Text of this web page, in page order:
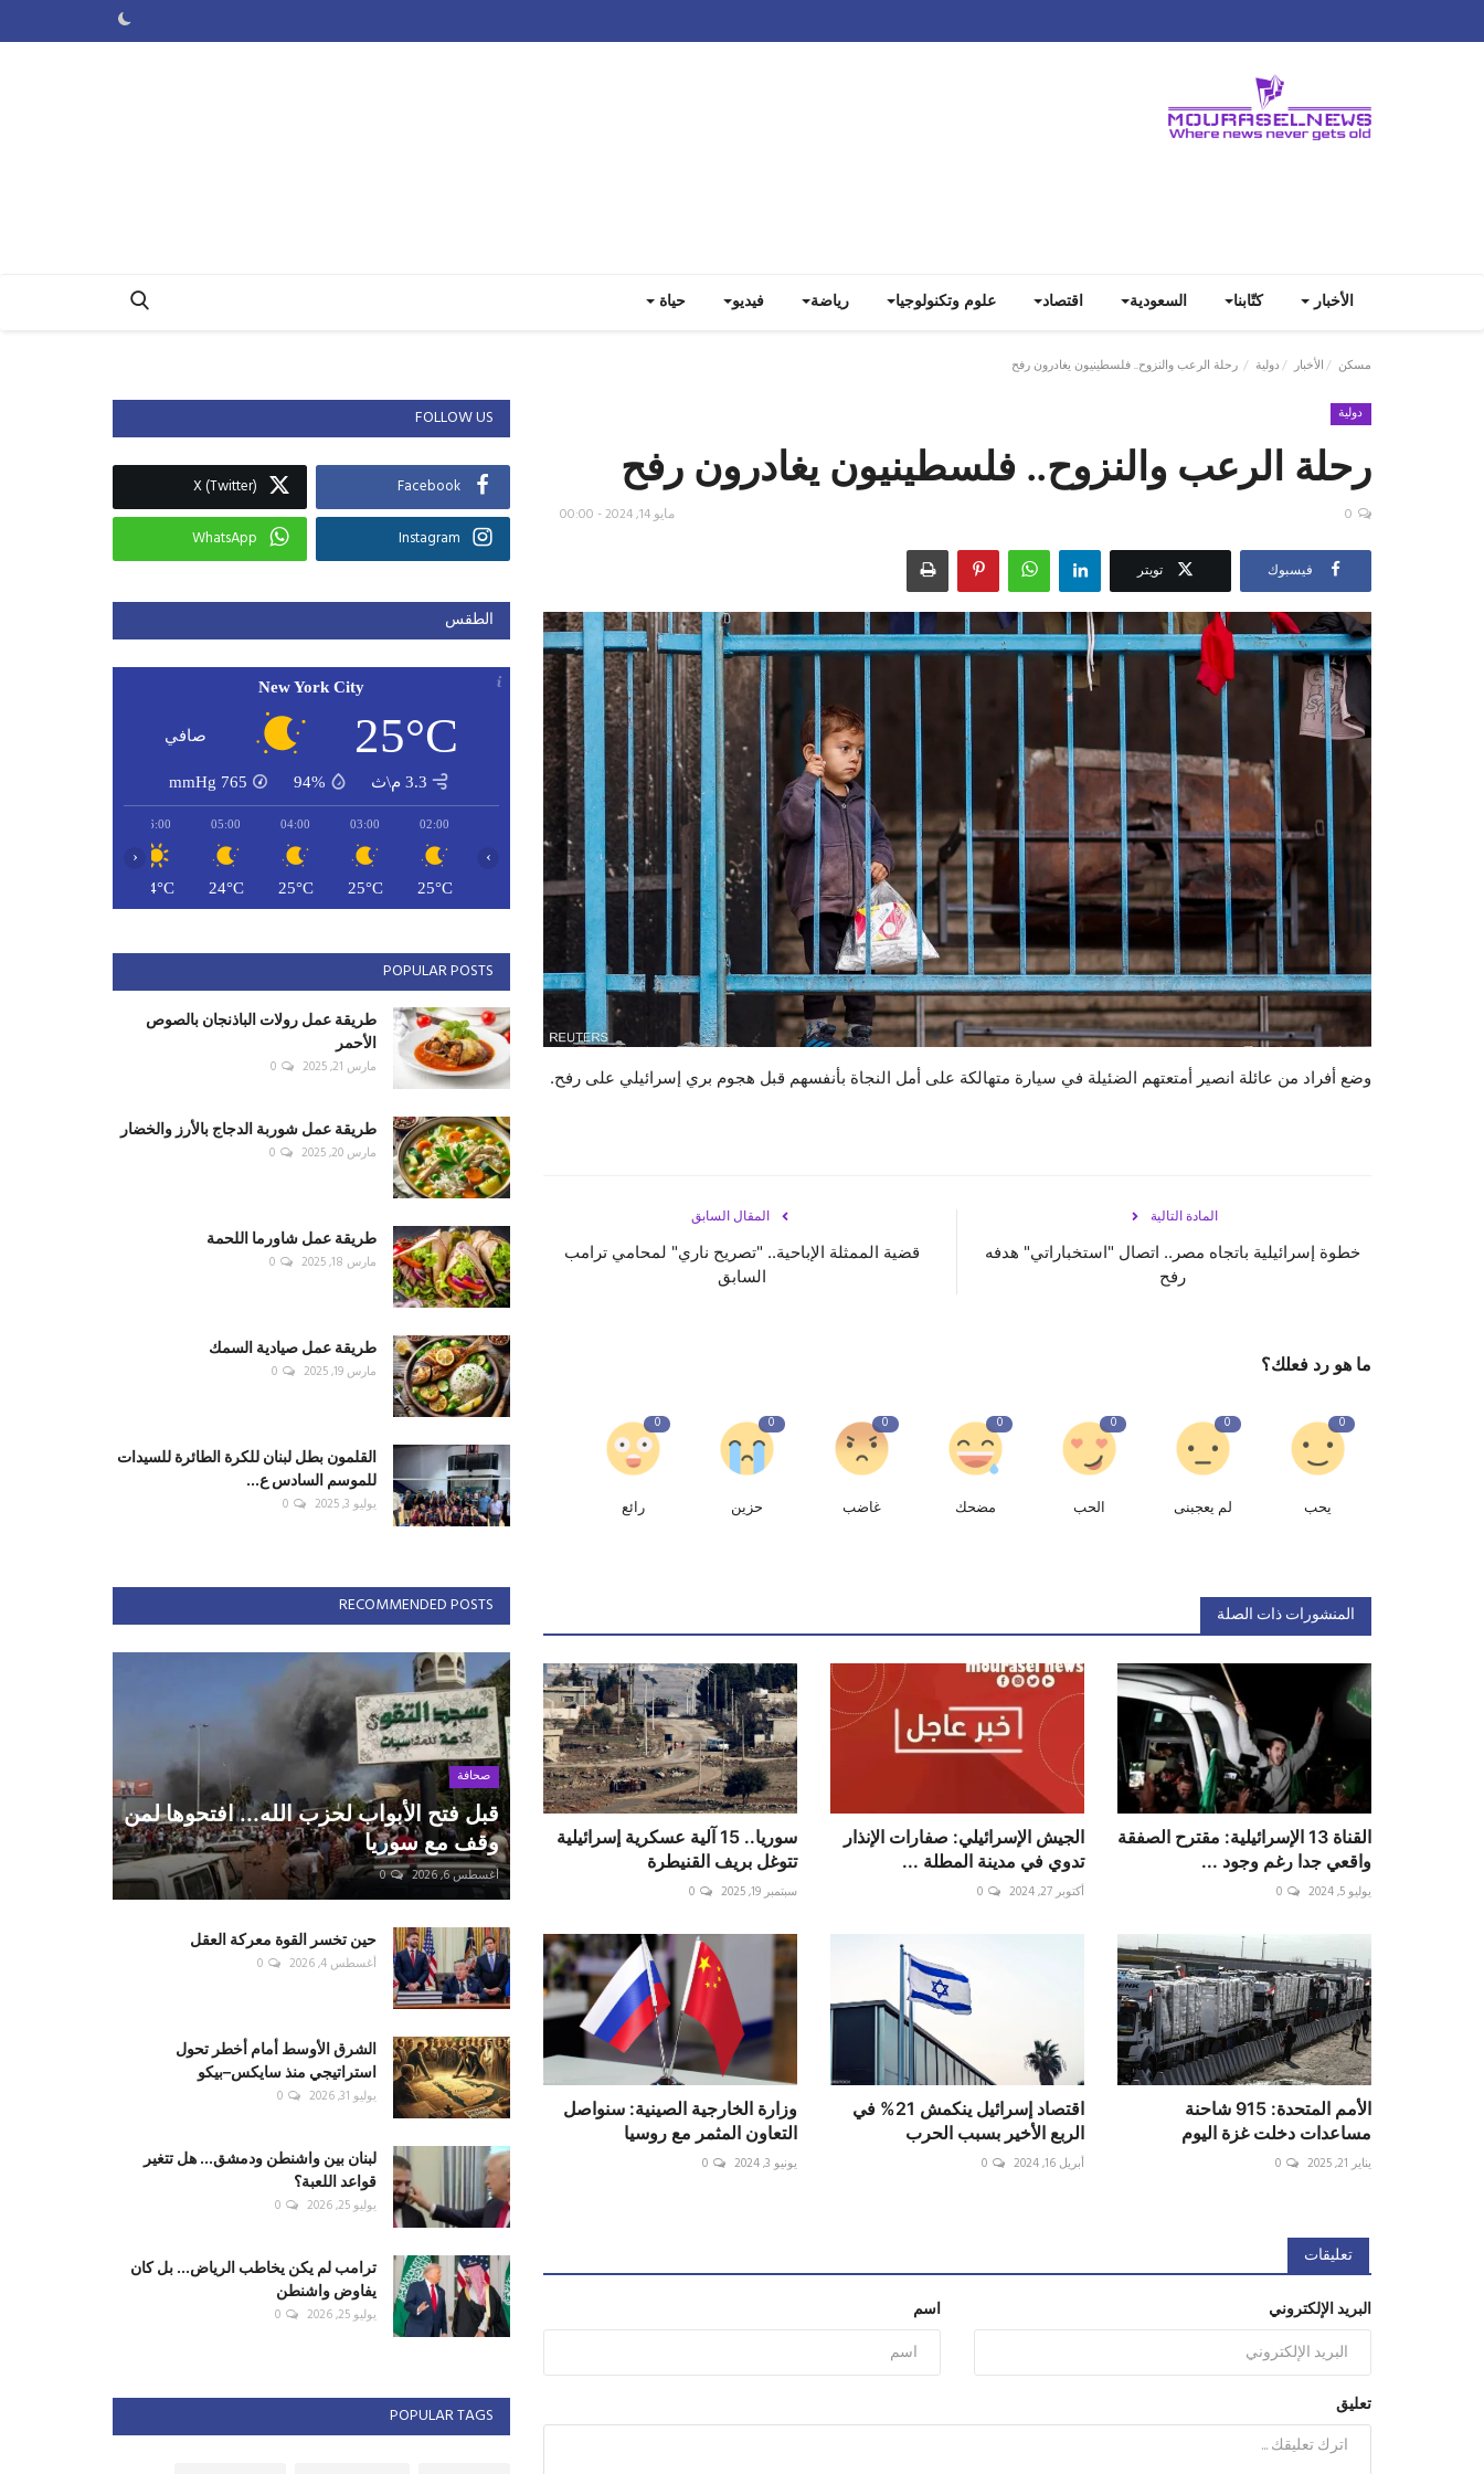
الأخبار كتّابنا السعودية اقتصاد علوم وتكنولوجيا رياضة فيديو حياة
مسكن الأخبار دولية رحلة الرعب والنزوح.. فلسطينيون يغادرون رفح
دولية
رحلة الرعب والنزوح.. فلسطينيون يغادرون رفح
مايو 14, 2024 - 00:00 0
فيسبوك تويتر
وضع أفراد من عائلة انصير أمتعتهم الضئيلة في سيارة متهالكة على أمل النجاة بأنفسهم قبل هجوم بري إسرائيلي على رفح.
المقال السابق
قضية الممثلة الإباحية.. "تصريح ناري" لمحامي ترامب
السابق
المادة التالية
خطوة إسرائيلية باتجاه مصر.. اتصال "استخباراتي" هدفه
رفح
ما هو رد فعلك؟
0
يحب
0
لم يعجبنى
0
الحب
0
مضحك
0
غاضب
0
حزين
0
رائع
المنشورات ذات الصلة
القناة 13 الإسرائيلية: مقترح الصفقة
واقعي جدا رغم وجود ...
يوليو 5, 2024 0
‏الجيش الإسرائيلي: صفارات الإنذار
تدوي في مدينة المطلة ...
أكتوبر 27, 2024 0
سوريا.. 15 آلية عسكرية إسرائيلية
تتوغل بريف القنيطرة
سبتمبر 19, 2025 0
الأمم المتحدة: 915 شاحنة
مساعدات دخلت غزة اليوم
يناير 21, 2025 0
اقتصاد إسرائيل ينكمش 21% في
الربع الأخير بسبب الحرب
أبريل 16, 2024 0
وزارة الخارجية الصينية: سنواصل
التعاون المثمر مع روسيا
يونيو 3, 2024 0
تعليقات
اسم البريد الإلكتروني
تعليق
FOLLOW US
Facebook
X (Twitter)
Instagram
WhatsApp
الطقس
New York City
25°C صافي
3.3 م\ث 94%
765
mmHg
02:00
25°C
03:00
25°C
04:00
25°C
05:00
24°C
06:00
24°C
‹ ›
POPULAR POSTS
طريقة عمل رولات الباذنجان بالصوص
الأحمر
مارس 21, 2025 0
طريقة عمل شوربة الدجاج بالأرز والخضار
مارس 20, 2025 0
طريقة عمل شاورما اللحمة
مارس 18, 2025 0
طريقة عمل صيادية السمك
مارس 19, 2025 0
القلمون بطل لبنان للكرة الطائرة للسيدات
للموسم السادس ع...
يوليو 3, 2025 0
RECOMMENDED POSTS
صحافة
قبل فتح الأبواب لحزب الله... افتحوها لمن
وقف مع سوريا
أغسطس 6, 2026 0
حين تخسر القوة معركة العقل
أغسطس 4, 2026 0
الشرق الأوسط أمام أخطر تحول
استراتيجي منذ سايكس–بيكو
يوليو 31, 2026 0
لبنان بين واشنطن ودمشق... هل تتغير
قواعد اللعبة؟
يوليو 25, 2026 0
ترامب لم يكن يخاطب الرياض... بل كان
يفاوض واشنطن
يوليو 25, 2026 0
POPULAR TAGS